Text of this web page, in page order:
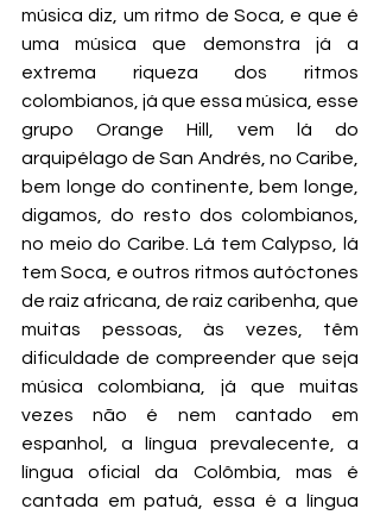
música diz, um ritmo de Soca, e que é
uma música que demonstra já a
extrema riqueza dos ritmos
colombianos, já que essa música, esse
grupo Orange Hill, vem lá do
arquipélago de San Andrés, no Caribe,
bem longe do continente, bem longe,
digamos, do resto dos colombianos,
no meio do Caribe. Lá tem Calypso, lá
tem Soca, e outros ritmos autóctones
de raiz africana, de raiz caribenha, que
muitas pessoas, às vezes, têm
dificuldade de compreender que seja
música colombiana, já que muitas
vezes não é nem cantado em
espanhol, a língua prevalecente, a
língua oficial da Colômbia, mas é
cantada em patuá, essa é a língua